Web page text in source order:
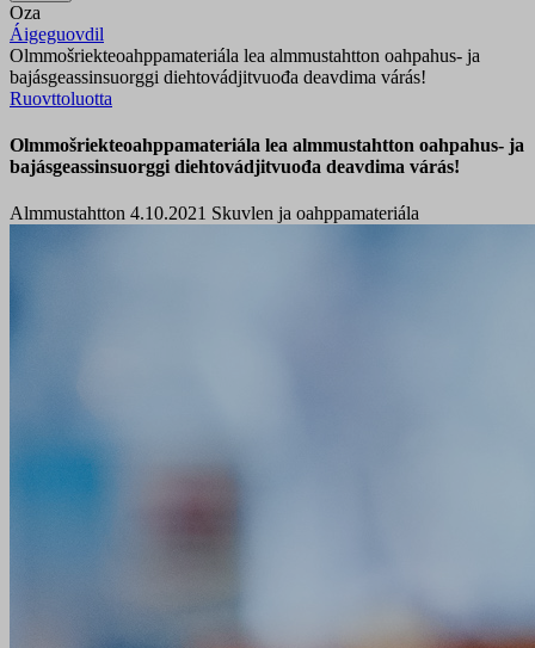
Oza
Áigeguovdil
Olmmošriekteoahppamateriála lea almmustahtton oahpahus- ja
bajásgeassinsuorggi diehtovádjitvuođa deavdima várás!
Ruovttoluotta
Olmmošriekteoahppamateriála lea almmustahtton oahpahus- ja
bajásgeassinsuorggi diehtovádjitvuođa deavdima várás!
Almmustahtton 4.10.2021 Skuvlen ja oahppamateriála